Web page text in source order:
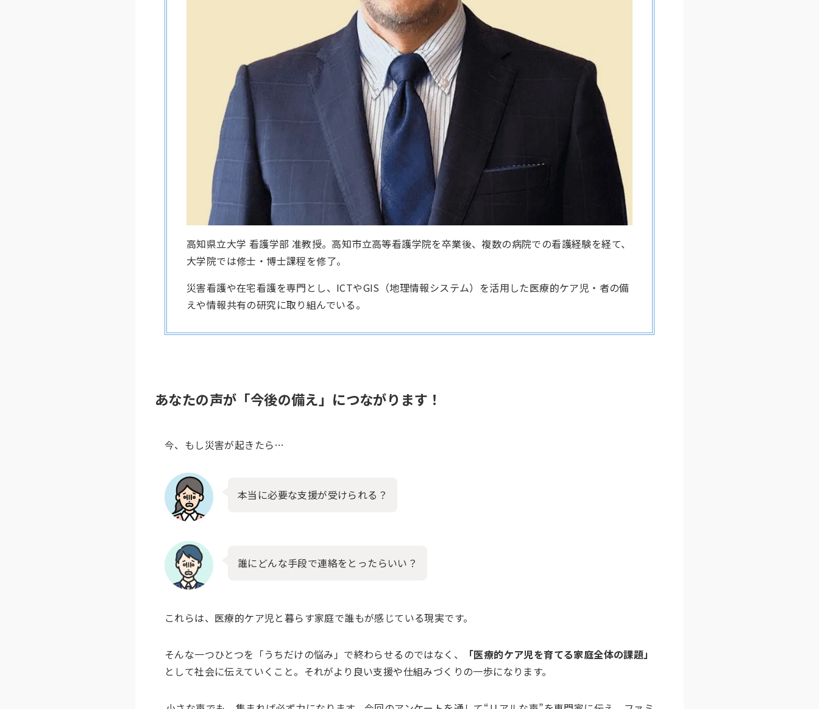
高知県立大学 看護学部 准教授。高知市立高等看護学院を卒業後、複数の病院での看護経験を経て、
大学院では修士・博士課程を修了。
災害看護や在宅看護を専門とし、ICTやGIS（地理情報システム）を活用した医療的ケア児・者の備
えや情報共有の研究に取り組んでいる。
あなたの声が「今後の備え」につながります！
今、もし災害が起きたら…
本当に必要な支援が受けられる？
誰にどんな手段で連絡をとったらいい？
これらは、医療的ケア児と暮らす家庭で誰もが感じている現実です。
そんな一つひとつを「うちだけの悩み」で終わらせるのではなく、
「医療的ケア児を育てる家庭全体の課題」
として社会に伝えていくこと。それがより良い支援や仕組みづくりの一歩になります。